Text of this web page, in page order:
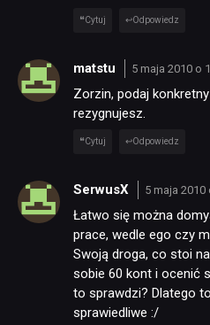
Cytuj Odpowiedz
matstu 5 maja 2010 o
Zorzin, podaj
rezygnujesz.
Cytuj Odpowiedz
SerwusX 5 maja 2010
Łatwo się można
prace, wedle ego czy
Swoją droga, co stoi
sobie 60 kont i ocenić
to sprawdzi? Dlatego
sprawiedliwe :/